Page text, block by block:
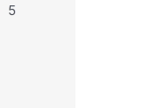
5